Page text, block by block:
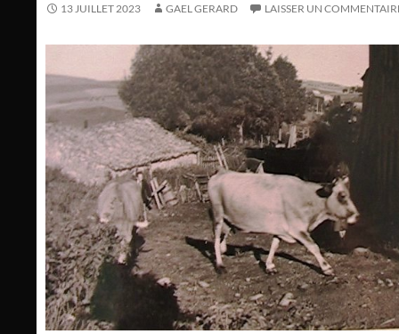
13 JUILLET 2023 GAEL GERARD LAISSER UN